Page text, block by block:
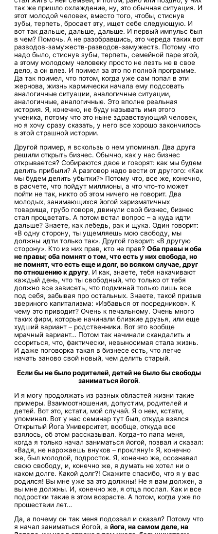
так же пришло охлаждение, ну, это обычная ситуация. И
этот молодой человек, вместо того, чтобы, стиснув
зубы, терпеть, бросает эту, ищет себе следующую. И
вот так дальше, дальше, дальше. И первый импульс был
в чем? Помочь. А не разобравшись, это череда таких вот
разводов-замужеств-разводов-замужеств. Потому что
надо было, стиснув зубы, терпеть, семейной паре этой,
а этому молодому человеку просто не лезть не в свое
дело, а он влез. И поимел за это по полной программе.
Да так поимел, что потом, когда уже сам попал в эти
жернова, жизнь кармически начала ему подсовать
аналогичные ситуации, аналогичные ситуации,
аналогичные, аналогичные. Это вполне реальная
история. Я, конечно, не буду называть имя этого
ученика, потому что это ныне здравствующий человек,
но я хочу сразу сказать, у него все хорошо закончилось
в этой страшной истории.
Другой пример, я вскользь о нем упоминал. Два друга
решили открыть бизнес. Обычно, как у нас бизнес
открывается? Собираются двое и говорят: как мы будем
делить прибыли? А разговор надо вести от другого: «Как
мы будем делить убытки?» Потому что, все же, конечно,
в расчете, что пойдут миллионы, а что что-то может
пойти не так, никто об этом ничего не говорит. Два
молодых, занимающихся йогой харизматичных
товарища, грубо говоря, двинули свой бизнес, бизнес
стал процветать. А потом встал вопрос – а куда идти
дальше? Знаете, как лебедь, рак и щука. Один говорит:
«В одну сторону, ты ущемляешь мою свободу, мы
должны идти только так». Другой говорит: «В другую
сторону». Кто из них прав, кто не прав?Оба правы и оба
не правы; оба помнят о том, что есть у них свобода, но
не помнят, что есть еще и долг, во всяком случае, друг
по отношению к другу. И как, знаете, тебя накачивают
каждый день, что ты свободный, что только от тебя
должно все зависеть, что подминай только лишь все
под себя, забывая про остальных. Знаете, такой призыв
звериного капитализма: «Избавься от посредников». К
чему это приводит? Очень к печальному. Очень много
таких фирм, которые начинали близкие друзья, или еще
худший вариант – родственники. Вот это вообще
мрачный вариант… Потом так начинали скандалить и
ссориться, что, фактически, невыносимая стала жизнь.
И даже поговорка такая в бизнесе есть, что легче
начать заново свой новый, чем делить старый.
Если бы не было родителей, детей не было бы свободы
заниматься йогой.
И я могу продолжать из разных областей жизни такие
примеры. Взаимоотношения, допустим, родителей и
детей. Вот это, кстати, мой случай. Я о нем, кстати,
упоминал. Вот у нас семинар тут был, откуда взялся
Открытый Йога Университет, вообще, откуда все
взялось, об этом рассказывал. Когда-то папа меня,
когда я только начал заниматься йогой, позвал и сказал:
«Вадя, не нарожаешь внуков – прокляну!» Я, конечно
же, был молодой, подросток. Я, конечно же, осознавал
свою свободу, и, конечно же, я думать не хотел ни о
каком долге. Какой долг?! Скажите спасибо, что я у вас
родился! Вы мне уже за это должны! Не я вам должен, а
вы мне должны. И, конечно же, я отца послал. Как и все
подростки такие в этом возрасте. А потом, когда уже по
прошествии лет…
Да, а почему он так меня подозвал и сказал? Потому что
я начал заниматься йогой, айога, на самом деле, на